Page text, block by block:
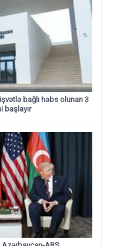
bağlı həbs olunan 3
başlayır